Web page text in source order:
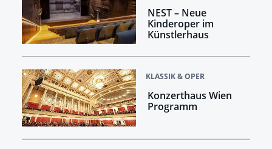
NEST – Neue
Kinderoper im
Künstlerhaus
KLASSIK & OPER
Konzerthaus Wien
Programm